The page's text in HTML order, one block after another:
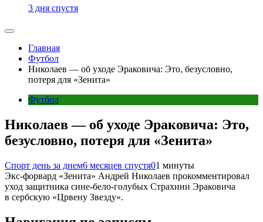
3 дня спустя
Главная
Футбол
Николаев — об уходе Эраковича: Это, безусловно,
потеря для «Зенита»
Футбол
Николаев — об уходе Эраковича: Это,
безусловно, потеря для «Зенита»
Спорт день за днем6 месяцев спустя01 минуты
Экс-форвард «Зенита» Андрей Николаев прокомментировал
уход защитника сине-бело-голубых Страхини Эраковича
в сербскую «Црвену Звезду».